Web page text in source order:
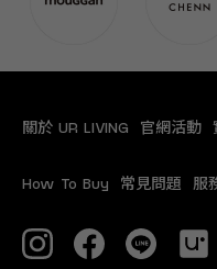
關於 UR LIVING 官網活動
How To Buy 常見問題 服